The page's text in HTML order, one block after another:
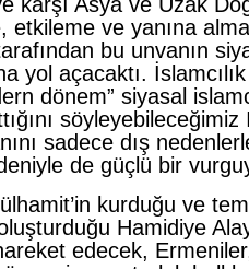
karşı Asya ve Uzak
etkileme ve yanına
bu unvanın
yol açacaktı.
dönem” siyasal
sadece dış
de güçlü bir
kurduğu ve
Hamidiye
edecek,